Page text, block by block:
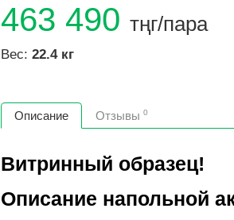
463 490 тңг/пара
Вес: 22.4 кг
Описание Отзывы 0
Витринный образец!
Описание напольной